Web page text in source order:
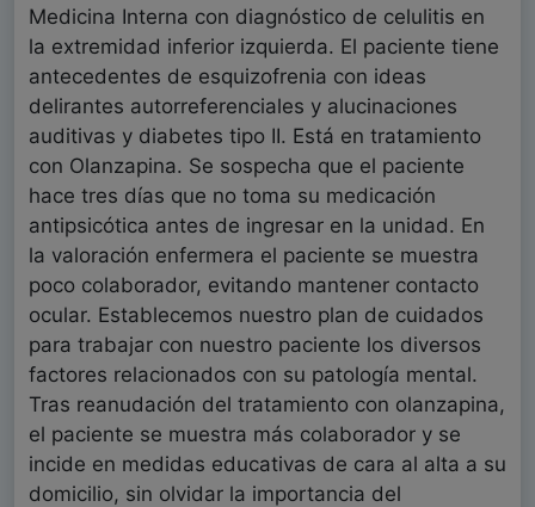
Medicina Interna con diagnóstico de celulitis en
la extremidad inferior izquierda. El paciente tiene
antecedentes de esquizofrenia con ideas
delirantes autorreferenciales y alucinaciones
auditivas y diabetes tipo II. Está en tratamiento
con Olanzapina. Se sospecha que el paciente
hace tres días que no toma su medicación
antipsicótica antes de ingresar en la unidad. En
la valoración enfermera el paciente se muestra
poco colaborador, evitando mantener contacto
ocular. Establecemos nuestro plan de cuidados
para trabajar con nuestro paciente los diversos
factores relacionados con su patología mental.
Tras reanudación del tratamiento con olanzapina,
el paciente se muestra más colaborador y se
incide en medidas educativas de cara al alta a su
domicilio, sin olvidar la importancia del